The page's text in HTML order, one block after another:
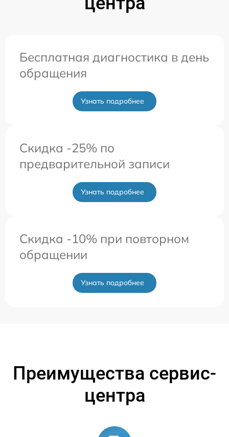
Бесплатная диагностика в день
обращения
Узнать подробнее
Скидка -25% по
предварительной записи
Узнать подробнее
Скидка -10% при повторном
обращении
Узнать подробнее
Преимущества сервис-
центра